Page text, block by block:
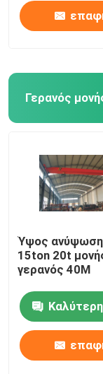
Γερανός
Ύψος
15ton 20t
γερανός 40M